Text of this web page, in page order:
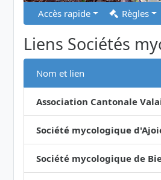
Accès rapide Règles
Liens Sociétés
Nom et lien
Association Cantonale
Société mycologique
Société mycologique de